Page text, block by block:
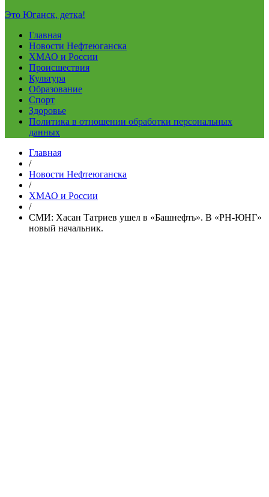
Это Юганск, детка!
Главная
Новости Нефтеюганска
ХМАО и России
Происшествия
Культура
Образование
Спорт
Здоровье
Политика в отношении обработки персональных
данных
Главная
/
Новости Нефтеюганска
/
ХМАО и России
/
СМИ: Хасан Татриев ушел в «Башнефть». В «РН-ЮНГ»
новый начальник.